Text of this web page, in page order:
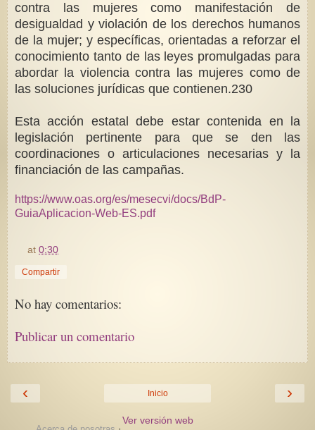
contra las mujeres como manifestación de
desigualdad y violación de los derechos humanos
de la mujer; y específicas, orientadas a reforzar el
conocimiento tanto de las leyes promulgadas para
abordar la violencia contra las mujeres como de
las soluciones jurídicas que contienen.230
Esta acción estatal debe estar contenida en la
legislación pertinente para que se den las
coordinaciones o articulaciones necesarias y la
financiación de las campañas.
https://www.oas.org/es/mesecvi/docs/BdP-
GuiaAplicacion-Web-ES.pdf
at0:30
Compartir
No hay comentarios:
Publicar un comentario
‹ ›
Inicio
Ver versión web